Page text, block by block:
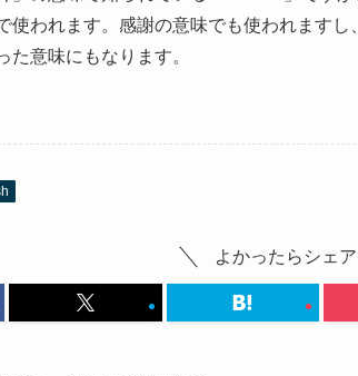
使われます。感謝の意味でも使われます
た意味にもなります。
よかったらシェア